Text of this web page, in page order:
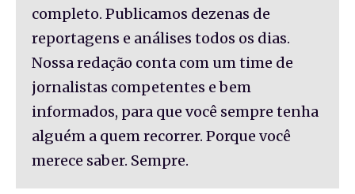
completo. Publicamos dezenas de
reportagens e análises todos os dias.
Nossa redação conta com um time de
jornalistas competentes e bem
informados, para que você sempre tenha
alguém a quem recorrer. Porque você
merece saber. Sempre.